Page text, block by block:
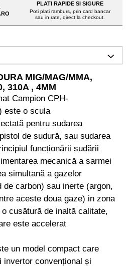
PLATI RAPIDE SI SIGURE
Poti plati ramburs, prin card bancar
sau in rate, direct la checkout.
MIG/MAG/MMA,
310A , 4MM
Campion CPH-
este o scula
pentru sudarea
de sudură, sau sudarea
funcționării sudării
mecanică a sarmei
simultană a gazelor
carbon) sau inerte (argon,
aceste doua gaze) in zona
cusătură de inaltă calitate,
este accelerat
un model compact care
invertor convențional și